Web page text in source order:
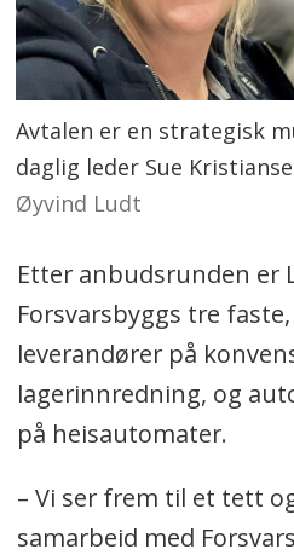
Avtalen er en strategisk
daglig leder Sue
Øyvind Ludt
Etter anbudsrunden er
Forsvarsbyggs tre
leverandører på
lagerinnredning, og
på heisautomater.
– Vi ser frem til et tett
samarbeid med